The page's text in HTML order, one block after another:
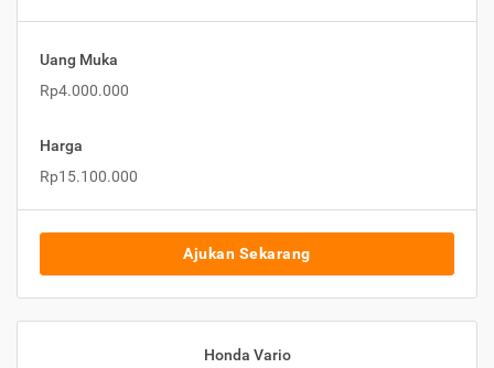
Uang Muka
Rp4.000.000
Harga
Rp15.100.000
Ajukan Sekarang
Honda Vario